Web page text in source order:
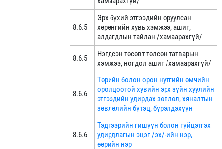
8.6.5
Эрх бүхий этгээдийн оруулсан
хөрөнгийн хувь хэмжээ, ашиг,
алдагдлын тайлан /хамаарахгүй/
8.6.5
Нэгдсэн төсөвт төлсөн татварын
хэмжээ, ногдол ашиг /хамаарахгүй/
8.6.6
Төрийн болон орон нутгийн өмчийн
оролцоотой хувийн эрх зүйн хуулийн
этгээдийн удирдах зөвлөл, хяналтын
зөвлөлийн бүтэц, бүрэлдэхүүн
8.6.6
Тэдгээрийн гишүүн болон гүйцэтгэх
удирдлагын эцэг /эх/-ийн нэр,
өөрийн нэр